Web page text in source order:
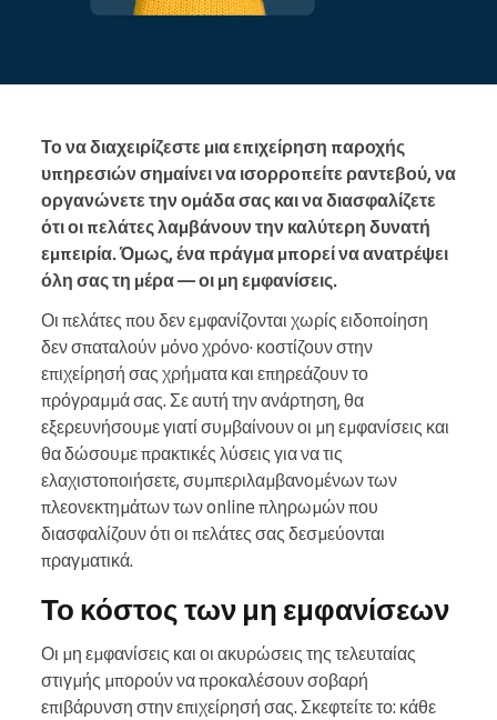
Το να διαχειρίζεστε μια επιχείρηση παροχής
υπηρεσιών σημαίνει να ισορροπείτε ραντεβού, να
οργανώνετε την ομάδα σας και να διασφαλίζετε
ότι οι πελάτες λαμβάνουν την καλύτερη δυνατή
εμπειρία. Όμως, ένα πράγμα μπορεί να ανατρέψει
όλη σας τη μέρα — οι μη εμφανίσεις.
Οι πελάτες που δεν εμφανίζονται χωρίς ειδοποίηση
δεν σπαταλούν μόνο χρόνο· κοστίζουν στην
επιχείρησή σας χρήματα και επηρεάζουν το
πρόγραμμά σας. Σε αυτή την ανάρτηση, θα
εξερευνήσουμε γιατί συμβαίνουν οι μη εμφανίσεις και
θα δώσουμε πρακτικές λύσεις για να τις
ελαχιστοποιήσετε, συμπεριλαμβανομένων των
πλεονεκτημάτων των online πληρωμών που
διασφαλίζουν ότι οι πελάτες σας δεσμεύονται
πραγματικά.
Το κόστος των μη εμφανίσεων
Οι μη εμφανίσεις και οι ακυρώσεις της τελευταίας
στιγμής μπορούν να προκαλέσουν σοβαρή
επιβάρυνση στην επιχείρησή σας. Σκεφτείτε το: κάθε